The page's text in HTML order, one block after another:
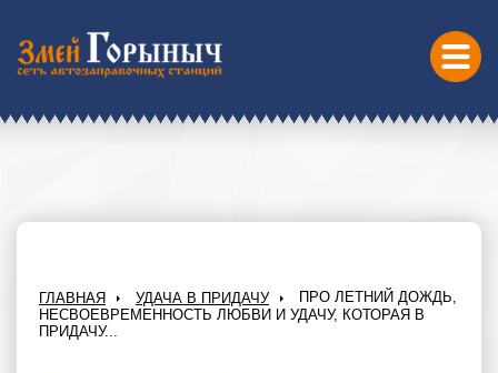
ГЛАВНАЯ УДАЧА В ПРИДАЧУ
ПРО ЛЕТНИЙ ДОЖДЬ,
НЕСВОЕВРЕМЕННОСТЬ ЛЮБВИ И УДАЧУ, КОТОРАЯ В
ПРИДАЧУ...